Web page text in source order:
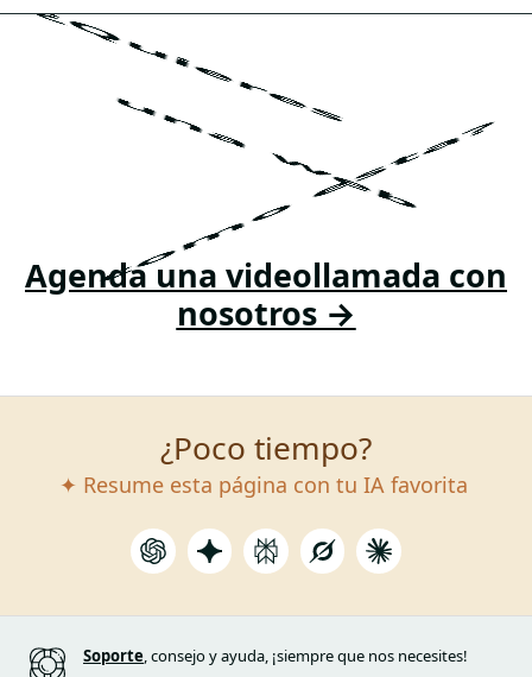
¿Quieres
una web
como esta?
Agenda una videollamada con
nosotros →
¿Poco tiempo?
✦ Resume esta página con tu IA favorita
Soporte, consejo y ayuda, ¡siempre que nos necesites!